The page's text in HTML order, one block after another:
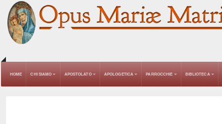
HOME CHI SIAMO APOSTOLATO APOLOGETICA PARROCCHIE BIBLIOTECA